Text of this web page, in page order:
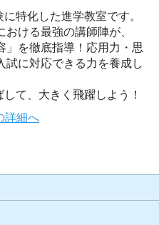
特化した進学教室です。
ける最強の講師陣が、
」を徹底指導！応用力・思
試に対応できる力を養成し
て、大きく飛躍しよう！
詳細へ